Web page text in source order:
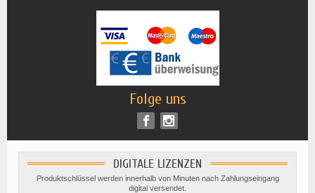
Folge uns
DIGITALE LIZENZEN
Produktschlüssel werden innerhalb von Minuten nach Zahlungseingang
digital versendet.